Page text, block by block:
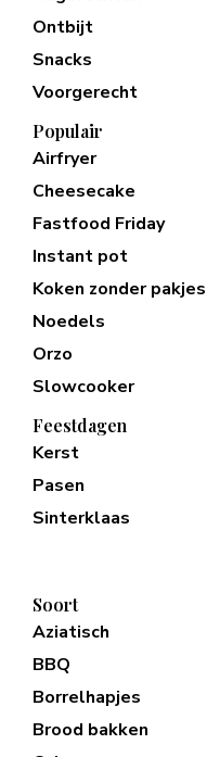
Ontbijt
Snacks
Voorgerecht
Populair
Airfryer
Cheesecake
Fastfood Friday
Instant pot
Koken zonder pakjes
Noedels
Orzo
Slowcooker
Feestdagen
Kerst
Pasen
Sinterklaas
Soort
Aziatisch
BBQ
Borrelhapjes
Brood bakken